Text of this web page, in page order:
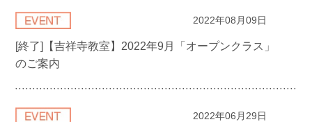
2022年08月09日
[終了]【吉祥寺教室】2022年9月「オープンクラス」
のご案内
2022年06月29日